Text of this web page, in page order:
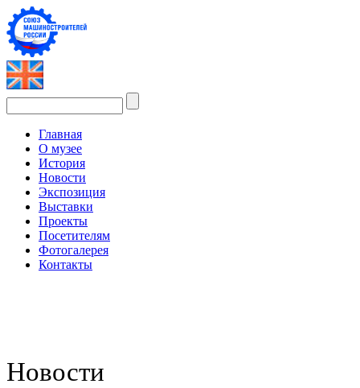
Главная
О музее
История
Новости
Экспозиция
Выставки
Проекты
Посетителям
Фотогалерея
Контакты
Новости